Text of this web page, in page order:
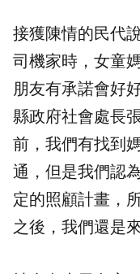
接獲陳情的民代
司機家時，女童
朋友有承諾會好
縣政府社會處長
前，我們有找到
通，但是我們認
定的照顧計畫，
之後，我們還是